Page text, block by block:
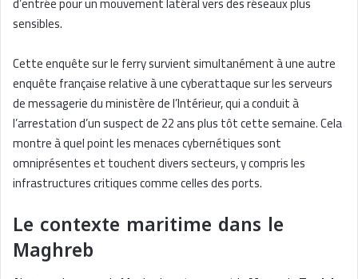
sensibles.
Cette enquête sur le ferry survient simultanément à une autre
enquête française relative à une cyberattaque sur les serveurs
de messagerie du ministère de l’Intérieur, qui a conduit à
l’arrestation d’un suspect de 22 ans plus tôt cette semaine. Cela
montre à quel point les menaces cybernétiques sont
omniprésentes et touchent divers secteurs, y compris les
infrastructures critiques comme celles des ports.
Le contexte maritime dans le
Maghreb